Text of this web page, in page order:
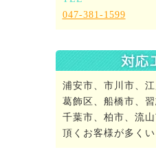
047-381-1599
浦安市、市川市、江
葛飾区、船橋市、習
千葉市、柏市、流
頂くお客様が多くい